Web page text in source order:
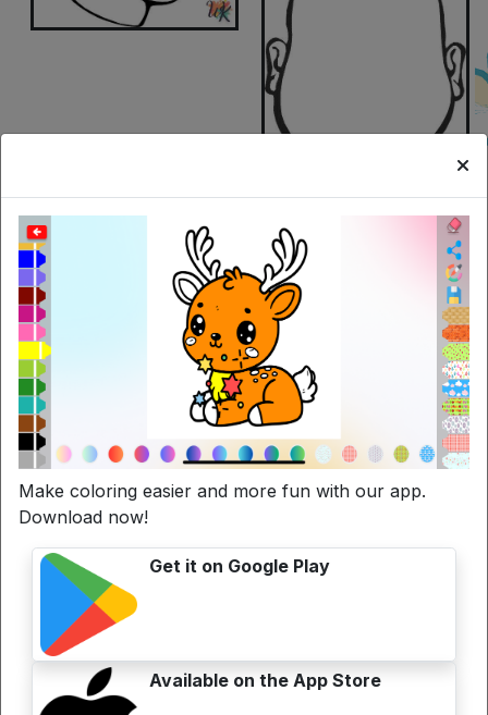
Search
Articoli Correlati
Disegni da colorare Uva
Make coloring easier and more fun with our app.
Download now!
Get it on Google Play
Available on the App Store